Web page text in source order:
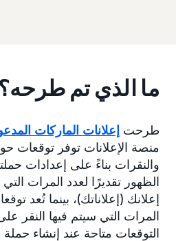
ما الذي تم طرحه؟
طرحت إعلانات الماركات
منصة الإعلانات توفر توقعات
والنقرات بناءً على إعدادات
الظهور تقديرًا لعدد المرات
إعلانك (إعلاناتك)، بينما تُعد
المرات التي سيتم فيها النقر
التوقعات متاحة عند إنشاء